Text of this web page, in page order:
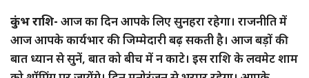
कुंभ राशि- आज का दिन आपके लिए सुनहरा रहेगा। राजनीति में
आज आपके कार्यभार की जिम्मेदारी बढ़ सकती है। आज बड़ों की
बात ध्यान से सुनें, बात को बीच में न काटे। इस राशि के लवमेट शाम